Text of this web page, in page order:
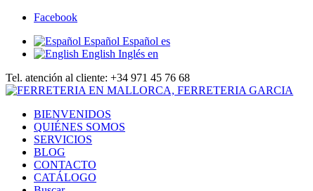
Facebook
Español Español es
English Inglés en
Tel. atención al cliente: +34 971 45 76 68
BIENVENIDOS
QUIÉNES SOMOS
SERVICIOS
BLOG
CONTACTO
CATÁLOGO